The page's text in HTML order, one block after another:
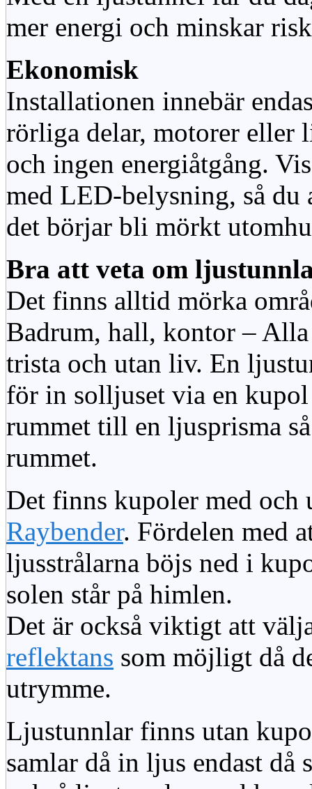
mer energi och minskar
Ekonomisk
Installationen innebär
rörliga delar, motorer eller
och ingen energiåtgång.
med LED-belysning, så
det börjar bli mörkt
Bra att veta om
Det finns alltid mörka
Badrum, hall, kontor – Alla
trista och utan liv. En
för in solljuset via en
rummet till en ljusprisma
rummet.
Det finns kupoler med och
Raybender. Fördelen med
ljusstrålarna böjs ned i
solen står på himlen.
Det är också viktigt att
reflektans som möjligt då
utrymme.
Ljustunnlar finns utan
samlar då in ljus endast då